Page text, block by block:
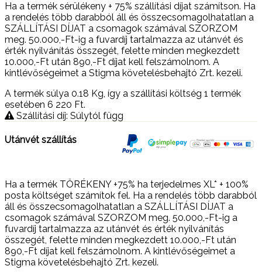
Ha a termék sérülékeny + 75% szállítási díjat számítson. Ha
a rendelés több darabból áll és összecsomagolhatatlan a
SZÁLLÍTÁSI DÍJAT a csomagok számával SZORZOM
meg. 50.000,-Ft-ig a fuvardíj tartalmazza az utánvét és
érték nyilvánítás összegét, felette minden megkezdett
10.000,-Ft után 890,-Ft díjat kell felszámolnom. A
kintlévőségeimet a Stigma követelésbehajtó Zrt. kezeli.
A termék súlya 0.18 Kg, így a szállítási költség 1 termék
esetében 6 220 Ft.
Szállítási díj: Súlytól függ
Utánvét szállítás
Ha a termék TÖRÉKENY +75% ha terjedelmes XL* + 100%
posta költséget számítok fel. Ha a rendelés több darabból
áll és összecsomagolhatatlan a SZÁLLÍTÁSI DÍJAT a
csomagok számával SZORZOM meg. 50.000,-Ft-ig a
fuvardíj tartalmazza az utánvét és érték nyilvánítás
összegét, felette minden megkezdett 10.000,-Ft után
890,-Ft díjat kell felszámolnom. A kintlévőségeimet a
Stigma követelésbehajtó Zrt. kezeli.